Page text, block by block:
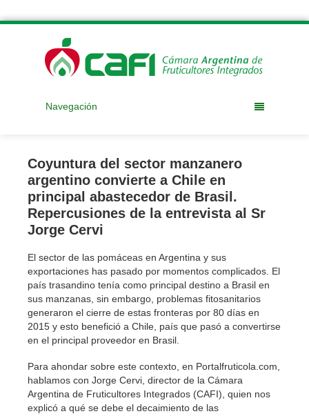
Navegación
Coyuntura del sector manzanero
argentino convierte a Chile en
principal abastecedor de Brasil.
Repercusiones de la entrevista al Sr
Jorge Cervi
El sector de las pomáceas en Argentina y sus
exportaciones has pasado por momentos complicados. El
país trasandino tenía como principal destino a Brasil en
sus manzanas, sin embargo, problemas fitosanitarios
generaron el cierre de estas fronteras por 80 días en
2015 y esto benefició a Chile, país que pasó a convertirse
en el principal proveedor en Brasil.
Para ahondar sobre este contexto, en Portalfruticola.com,
hablamos con Jorge Cervi, director de la Cámara
Argentina de Fruticultores Integrados (CAFI), quien nos
explicó a qué se debe el decaimiento de las